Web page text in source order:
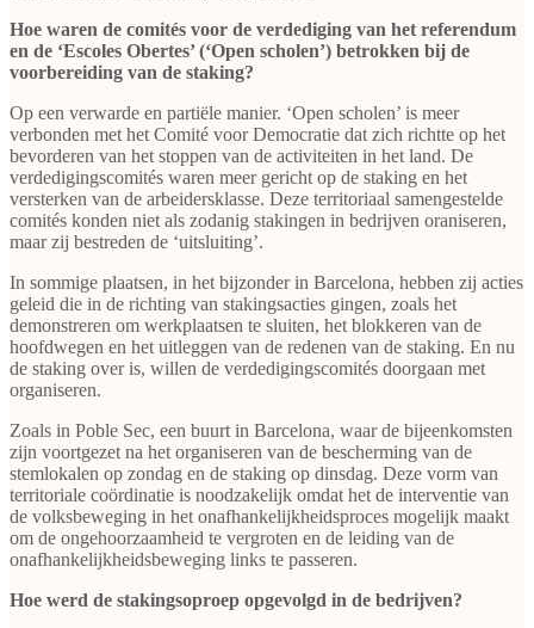
Hoe waren de comités voor de verdediging van het referendum
en de ‘Escoles Obertes’ (‘Open scholen’) betrokken bij de
voorbereiding van de staking?
Op een verwarde en partiële manier. ‘Open scholen’ is meer
verbonden met het Comité voor Democratie dat zich richtte op het
bevorderen van het stoppen van de activiteiten in het land. De
verdedigingscomités waren meer gericht op de staking en het
versterken van de arbeidersklasse. Deze territoriaal samengestelde
comités konden niet als zodanig stakingen in bedrijven oraniseren,
maar zij bestreden de ‘uitsluiting’.
In sommige plaatsen, in het bijzonder in Barcelona, hebben zij acties
geleid die in de richting van stakingsacties gingen, zoals het
demonstreren om werkplaatsen te sluiten, het blokkeren van de
hoofdwegen en het uitleggen van de redenen van de staking. En nu
de staking over is, willen de verdedigingscomités doorgaan met
organiseren.
Zoals in Poble Sec, een buurt in Barcelona, waar de bijeenkomsten
zijn voortgezet na het organiseren van de bescherming van de
stemlokalen op zondag en de staking op dinsdag. Deze vorm van
territoriale coördinatie is noodzakelijk omdat het de interventie van
de volksbeweging in het onafhankelijkheidsproces mogelijk maakt
om de ongehoorzaamheid te vergroten en de leiding van de
onafhankelijkheidsbeweging links te passeren.
Hoe werd de stakingsoproep opgevolgd in de bedrijven?